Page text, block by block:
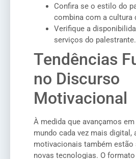
Confira se o estilo do
combina com a cultura
Verifique a
serviços do palestrante.
Tendências
no Discurso
Motivacional
À medida que avançamos
mundo cada vez mais digital,
motivacionais também estão
novas tecnologias. O